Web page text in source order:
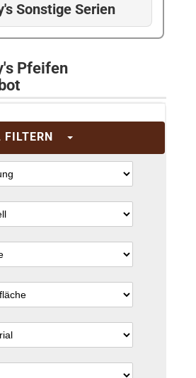
Sonstige Serien
Pfeifen